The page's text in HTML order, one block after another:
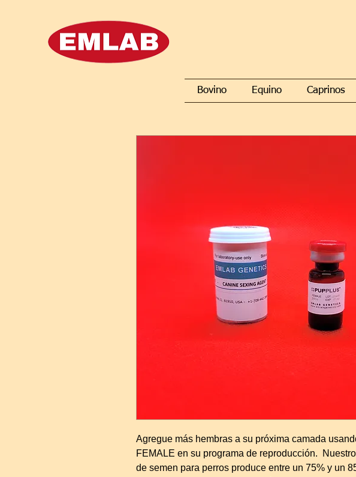
Bovino Equino Caprinos
Agregue más hembras a su próxima camada
FEMALE en su programa de reproducción.
de semen para perros produce entre un 75% y un